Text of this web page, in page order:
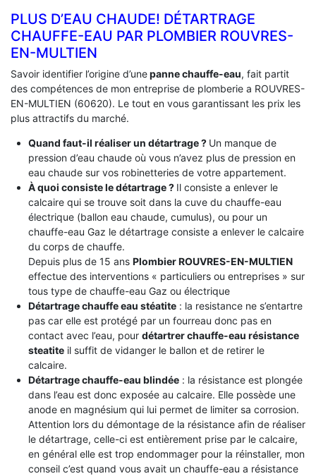
PLUS D’EAU CHAUDE! DÉTARTRAGE
CHAUFFE-EAU PAR PLOMBIER ROUVRES-
EN-MULTIEN
Savoir identifier l’origine d’unepanne chauffe-eau, fait partit
des compétences de mon entreprise de plomberie a ROUVRES-
EN-MULTIEN (60620). Le tout en vous garantissant les prix les
plus attractifs du marché.
Quand faut-il réaliser un détartrage ? Un manque de
pression d’eau chaude où vous n’avez plus de pression en
eau chaude sur vos robinetteries de votre appartement.
À quoi consiste le détartrage ? Il consiste a enlever le
calcaire qui se trouve soit dans la cuve du chauffe-eau
électrique (ballon eau chaude, cumulus), ou pour un
chauffe-eau Gaz le détartrage consiste a enlever le calcaire
du corps de chauffe.
Depuis plus de 15 ans Plombier ROUVRES-EN-MULTIEN
effectue des interventions « particuliers ou entreprises » sur
tous type de chauffe-eau Gaz ou électrique
Détartrage chauffe eau stéatite: la resistance ne s’entartre
pas car elle est protégé par un fourreau donc pas en
contact avec l’eau, pour détartrer chauffe-eau résistance
steatiteil suffit de vidanger le ballon et de retirer le
calcaire.
Détartrage chauffe-eau blindée: la résistance est plongée
dans l’eau est donc exposée au calcaire. Elle possède une
anode en magnésium qui lui permet de limiter sa corrosion.
Attention lors du démontage de la résistance afin de réaliser
le détartrage, celle-ci est entièrement prise par le calcaire,
en général elle est trop endommager pour la réinstaller, mon
conseil c’est quand vous avait un chauffe-eau a résistance